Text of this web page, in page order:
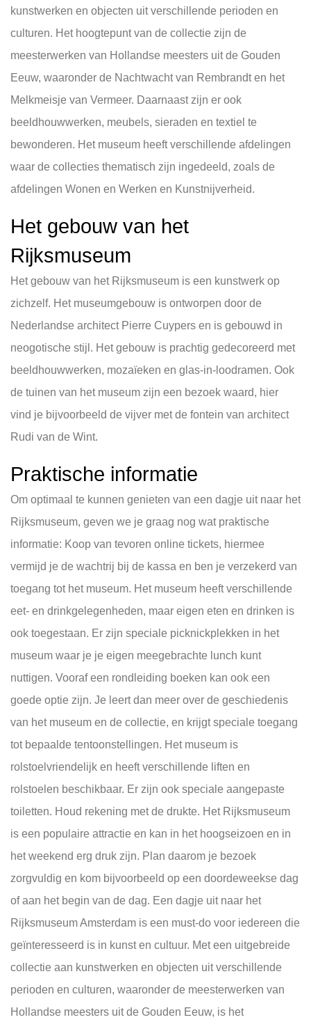
kunstwerken en objecten uit verschillende perioden en
culturen. Het hoogtepunt van de collectie zijn de
meesterwerken van Hollandse meesters uit de Gouden
Eeuw, waaronder de Nachtwacht van Rembrandt en het
Melkmeisje van Vermeer. Daarnaast zijn er ook
beeldhouwwerken, meubels, sieraden en textiel te
bewonderen. Het museum heeft verschillende afdelingen
waar de collecties thematisch zijn ingedeeld, zoals de
afdelingen Wonen en Werken en Kunstnijverheid.
Het gebouw van het
Rijksmuseum
Het gebouw van het Rijksmuseum is een kunstwerk op
zichzelf. Het museumgebouw is ontworpen door de
Nederlandse architect Pierre Cuypers en is gebouwd in
neogotische stijl. Het gebouw is prachtig gedecoreerd met
beeldhouwwerken, mozaïeken en glas-in-loodramen. Ook
de tuinen van het museum zijn een bezoek waard, hier
vind je bijvoorbeeld de vijver met de fontein van architect
Rudi van de Wint.
Praktische informatie
Om optimaal te kunnen genieten van een dagje uit naar het
Rijksmuseum, geven we je graag nog wat praktische
informatie: Koop van tevoren online tickets, hiermee
vermijd je de wachtrij bij de kassa en ben je verzekerd van
toegang tot het museum. Het museum heeft verschillende
eet- en drinkgelegenheden, maar eigen eten en drinken is
ook toegestaan. Er zijn speciale picknickplekken in het
museum waar je je eigen meegebrachte lunch kunt
nuttigen. Vooraf een rondleiding boeken kan ook een
goede optie zijn. Je leert dan meer over de geschiedenis
van het museum en de collectie, en krijgt speciale toegang
tot bepaalde tentoonstellingen. Het museum is
rolstoelvriendelijk en heeft verschillende liften en
rolstoelen beschikbaar. Er zijn ook speciale aangepaste
toiletten. Houd rekening met de drukte. Het Rijksmuseum
is een populaire attractie en kan in het hoogseizoen en in
het weekend erg druk zijn. Plan daarom je bezoek
zorgvuldig en kom bijvoorbeeld op een doordeweekse dag
of aan het begin van de dag. Een dagje uit naar het
Rijksmuseum Amsterdam is een must-do voor iedereen die
geïnteresseerd is in kunst en cultuur. Met een uitgebreide
collectie aan kunstwerken en objecten uit verschillende
perioden en culturen, waaronder de meesterwerken van
Hollandse meesters uit de Gouden Eeuw, is het